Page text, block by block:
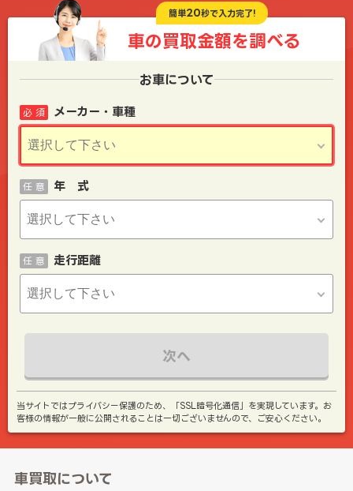
簡単20秒で入力完了!
車の買取金額を調べる
お車について
メーカー・車種
必 須
年 式
任 意
走行距離
任 意
次へ
当サイトではプライバシー保護のため、「SSL暗号化通信」を実現しています。お
客様の情報が一般に公開されることは一切ございませんので、ご安心ください。
車買取について